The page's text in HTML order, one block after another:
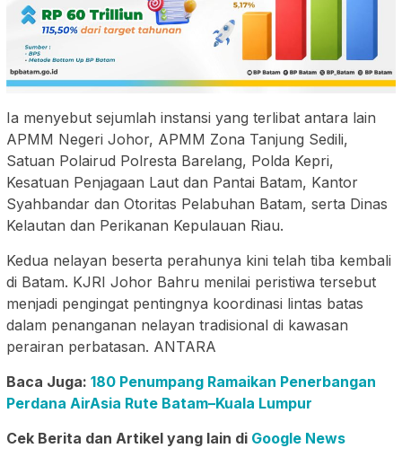
Ia menyebut sejumlah instansi yang terlibat antara lain
APMM Negeri Johor, APMM Zona Tanjung Sedili,
Satuan Polairud Polresta Barelang, Polda Kepri,
Kesatuan Penjagaan Laut dan Pantai Batam, Kantor
Syahbandar dan Otoritas Pelabuhan Batam, serta Dinas
Kelautan dan Perikanan Kepulauan Riau.
Kedua nelayan beserta perahunya kini telah tiba kembali
di Batam. KJRI Johor Bahru menilai peristiwa tersebut
menjadi pengingat pentingnya koordinasi lintas batas
dalam penanganan nelayan tradisional di kawasan
perairan perbatasan. ANTARA
Baca Juga: 180 Penumpang Ramaikan Penerbangan
Perdana AirAsia Rute Batam–Kuala Lumpur
Cek Berita dan Artikel yang lain di Google News